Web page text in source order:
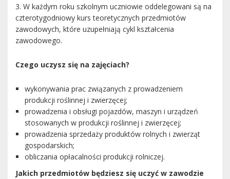
3. W każdym roku szkolnym uczniowie oddelegowani są na
czterotygodniowy kurs teoretycznych przedmiotów
zawodowych, które uzupełniają cykl kształcenia
zawodowego.
Czego uczysz się na zajęciach?
wykonywania prac związanych z prowadzeniem
produkcji roślinnej i zwierzęcej;
prowadzenia i obsługi pojazdów, maszyn i urządzeń
stosowanych w produkcji roślinnej i zwierzęcej;
prowadzenia sprzedaży produktów rolnych i zwierząt
gospodarskich;
obliczania opłacalności produkcji rolniczej.
Jakich przedmiotów będziesz się uczyć w zawodzie